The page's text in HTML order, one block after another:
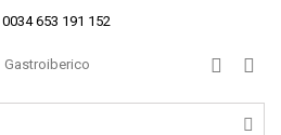
0034 653 191 152